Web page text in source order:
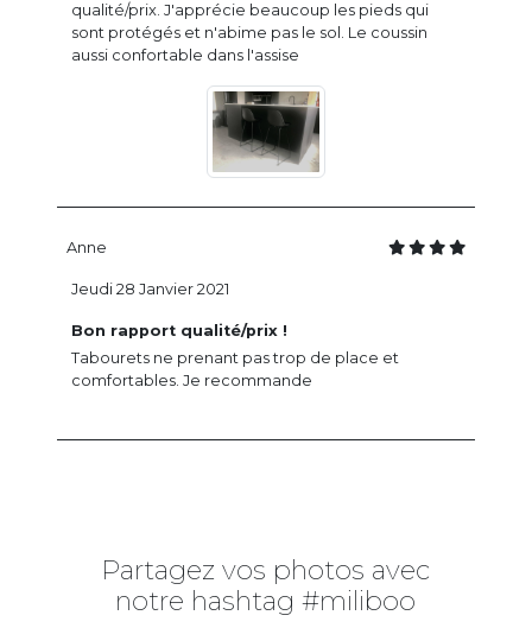
qualité/prix. J'apprécie beaucoup les pieds qui
sont protégés et n'abime pas le sol. Le coussin
aussi confortable dans l'assise
Anne
Bon rapport qualité/prix !
Tabourets ne prenant pas trop de place et
comfortables. Je recommande
Jeudi 28 Janvier 2021
Partagez vos photos avec
notre hashtag #miliboo